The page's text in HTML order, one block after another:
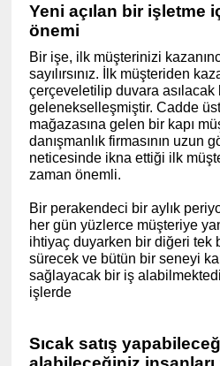
Yeni açılan bir işletme
önemi
Bir işe, ilk müşterinizi
sayılırsınız. İlk müşteriden
çerçeveletilip duvara asılacak
gelenekselleşmiştir. Cadde
mağazasına gelen bir kapı
danışmanlık firmasının uzun
neticesinde ikna ettiği ilk
zaman önemli.
Bir perakendeci bir aylık
her gün yüzlerce müşteriye
ihtiyaç duyarken bir diğeri tek
sürecek ve bütün bir seneyi
sağlayacak bir iş
işlerde
Sıcak satış